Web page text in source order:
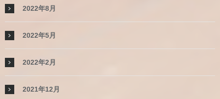
2022年8月
2022年5月
2022年2月
2021年12月